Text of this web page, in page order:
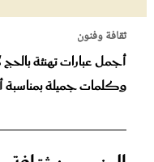
ثقافة وفنون
أجمل عبارات تهنئة
وكلمات جميلة بمناسبة